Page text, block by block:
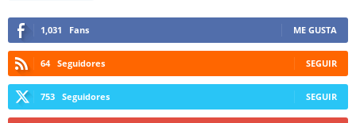
1,031 Fans ME GUSTA
64 Seguidores SEGUIR
753 Seguidores SEGUIR